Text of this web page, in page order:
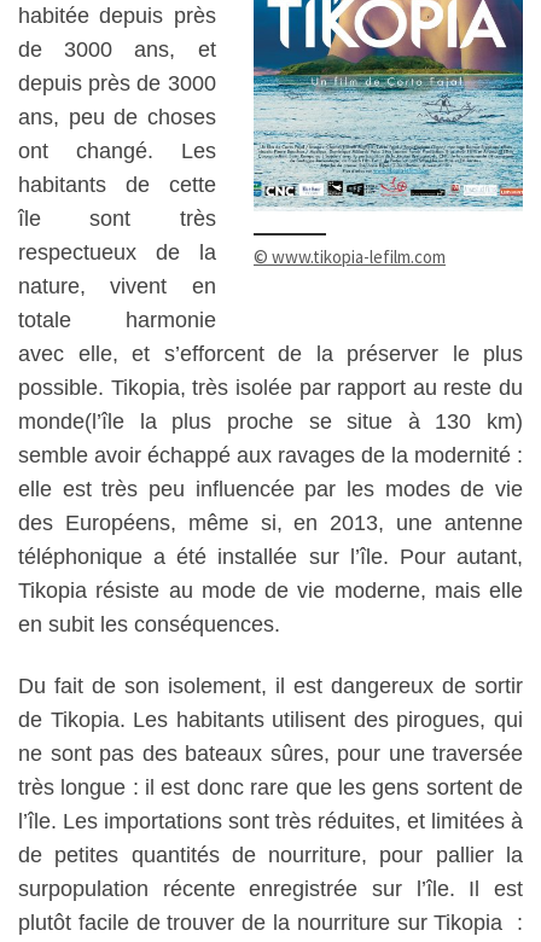
© www.tikopia-lefilm.com
habitée depuis près
de 3000 ans, et
depuis près de 3000
ans, peu de choses
ont changé. Les
habitants de cette
île sont très
respectueux de la
nature, vivent en
totale harmonie
avec elle, et s’efforcent de la préserver le plus
possible. Tikopia, très isolée par rapport au reste du
monde(l’île la plus proche se situe à 130 km)
semble avoir échappé aux ravages de la modernité :
elle est très peu influencée par les modes de vie
des Européens, même si, en 2013, une antenne
téléphonique a été installée sur l’île. Pour autant,
Tikopia résiste au mode de vie moderne, mais elle
en subit les conséquences.
Du fait de son isolement, il est dangereux de sortir
de Tikopia. Les habitants utilisent des pirogues, qui
ne sont pas des bateaux sûres, pour une traversée
très longue : il est donc rare que les gens sortent de
l’île. Les importations sont très réduites, et limitées à
de petites quantités de nourriture, pour pallier la
surpopulation récente enregistrée sur l’île. Il est
plutôt facile de trouver de la nourriture sur Tikopia :